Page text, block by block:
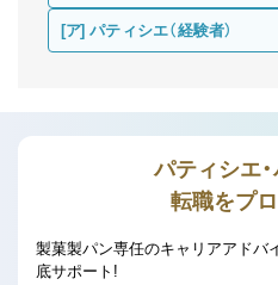
[ア] パティシエ（経験者）
パティシエ
転職をプ
製菓製パン専任のキャリアアドバ
底サポート!